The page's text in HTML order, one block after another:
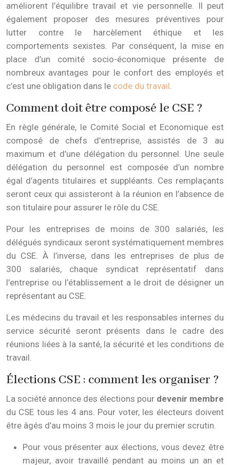
améliorent l’équilibre travail et vie personnelle. Il peut
également proposer des mesures préventives pour
lutter contre le harcèlement éthique et les
comportements sexistes. Par conséquent, la mise en
place d’un comité socio-économique présente de
nombreux avantages pour le confort des employés et
c’est une obligation dans le code du travail.
Comment doit être composé le CSE ?
En règle générale, le Comité Social et Economique est
composé de chefs d’entreprise, assistés de 3 au
maximum et d’une délégation du personnel. Une seule
délégation du personnel est composée d’un nombre
égal d’agents titulaires et suppléants. Ces remplaçants
seront ceux qui assisteront à la réunion en l’absence de
son titulaire pour assurer le rôle du CSE.
Pour les entreprises de moins de 300 salariés, les
délégués syndicaux seront systématiquement membres
du CSE. À l’inverse, dans les entreprises de plus de
300 salariés, chaque syndicat représentatif dans
l’entreprise ou l’établissement a le droit de désigner un
représentant au CSE.
Les médecins du travail et les responsables internes du
service sécurité seront présents dans le cadre des
réunions liées à la santé, la sécurité et les conditions de
travail.
Élections CSE : comment les organiser ?
La société annonce des élections pour devenir membre
du CSE tous les 4 ans. Pour voter, les électeurs doivent
être âgés d’au moins 3 mois le jour du premier scrutin.
Pour vous présenter aux élections, vous devez être
majeur, avoir travaillé pendant au moins un an et